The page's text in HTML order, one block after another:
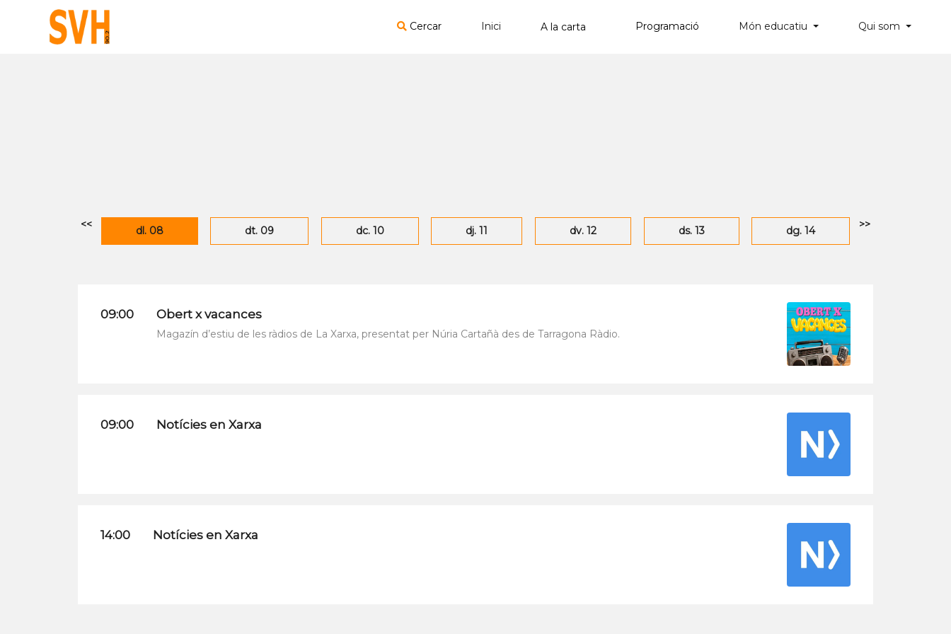
Cercar Inici Programació Món educatiu Qui som
<< dl. 08 dt. 09 dc. 10 dj. 11 dv. 12 ds. 13 dg. 14 >>
09:00 Obert x vacances
Magazín d’estiu de les ràdios de La Xarxa, presentat per Núria Cartañà des de Tarragona Ràdio.
09:00 Notícies en Xarxa
14:00 Notícies en Xarxa